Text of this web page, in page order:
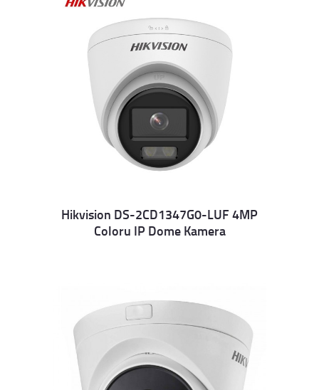
Details
Hikvision DS-2CD1347G0-LUF 4MP
Coloru IP Dome Kamera